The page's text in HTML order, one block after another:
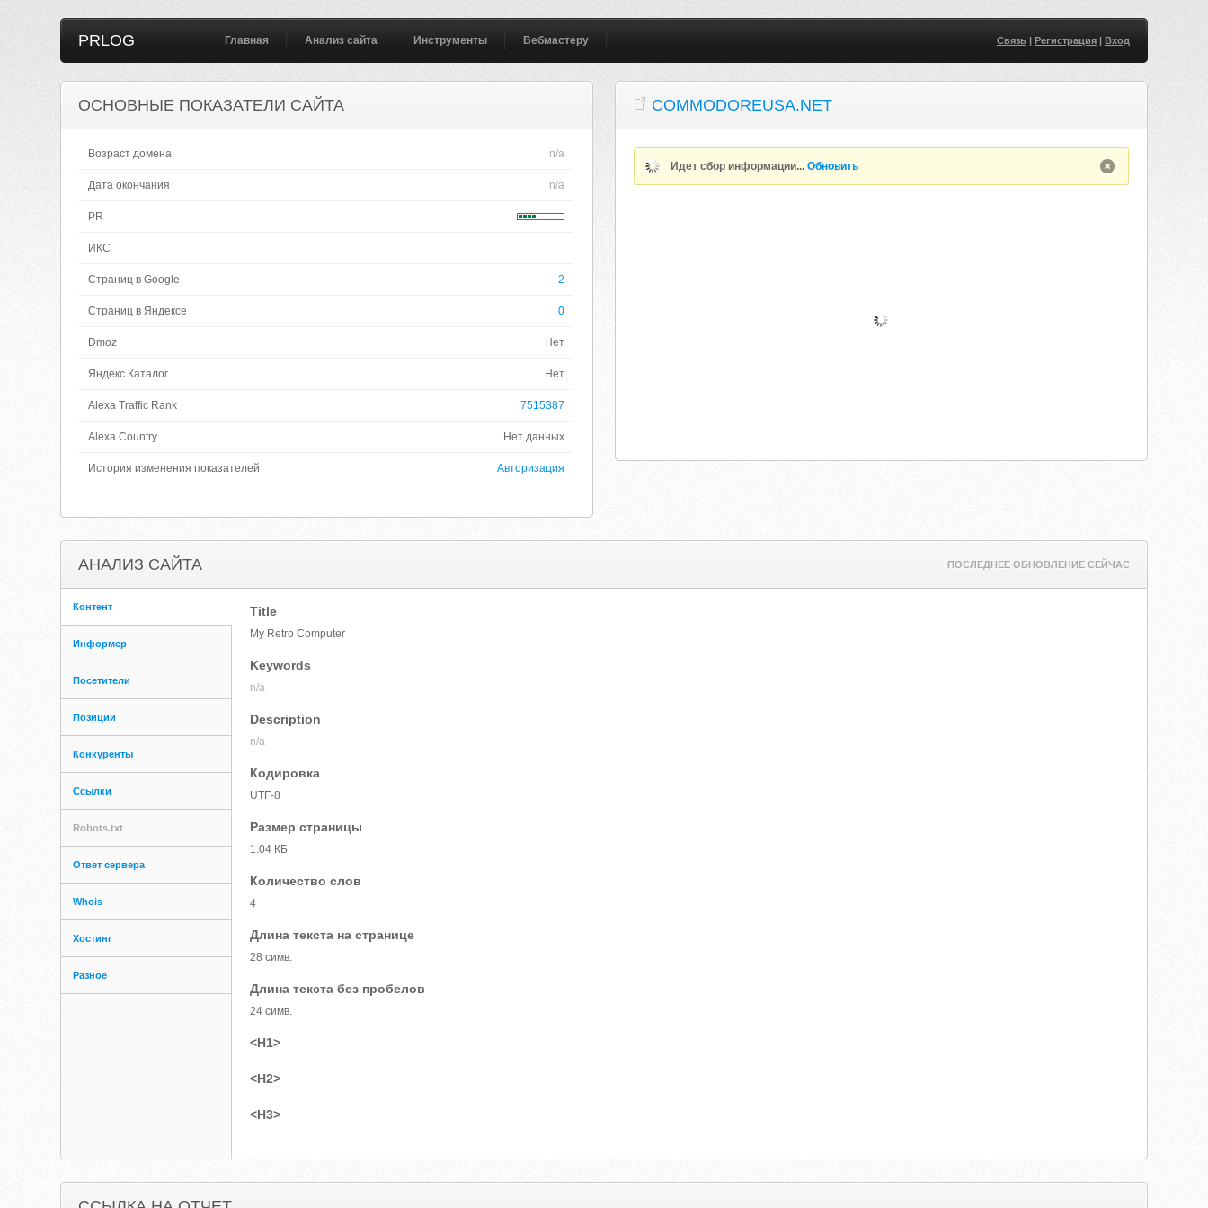
PRLOG Главная Анализ сайта Инструменты Вебмастеру Связь| Регистрация| Вход
ОСНОВНЫЕ ПОКАЗАТЕЛИ САЙТА
Возраст домена n/a
Дата окончания n/a
PR
ИКС
Страниц в Google 2
Страниц в Яндексе 0
Dmoz Нет
Яндекс Каталог Нет
Alexa Traffic Rank 7515387
Alexa Country Нет данных
История изменения показателей Авторизация
COMMODOREUSA.NET
Идет сбор информации...Обновить
АНАЛИЗ САЙТА ПОСЛЕДНЕЕ ОБНОВЛЕНИЕ СЕЙЧАС
Контент
Информер
Посетители
Позиции
Конкуренты
Ссылки
Robots.txt
Ответ сервера
Whois
Хостинг
Разное
Title
My Retro Computer
Keywords
n/a
Description
n/a
Кодировка
UTF-8
Размер страницы
1.04 КБ
Количество слов
4
Длина текста на странице
28 симв.
Длина текста без пробелов
24 симв.
<H1>
<H2>
<H3>